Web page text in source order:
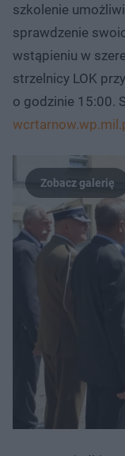
szkolenie
sprawdzenie
wstąpieniu w
strzelnicy LOK
o godzinie 15:00.